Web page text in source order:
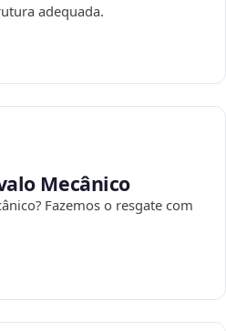
adequada.
Mecânico
Fazemos o resgate com